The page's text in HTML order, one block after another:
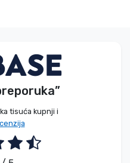
tisuća kupnji i